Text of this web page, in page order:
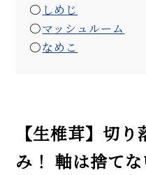
しめじ
マッシュルーム
なめこ
【生椎茸】切
み！ 軸は捨て